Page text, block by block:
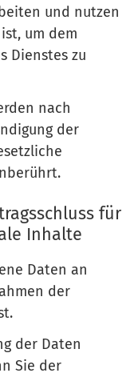
und nutzen
um dem
Dienstes zu
nach
der
für
Inhalte
Daten an
der
der Daten
Sie der